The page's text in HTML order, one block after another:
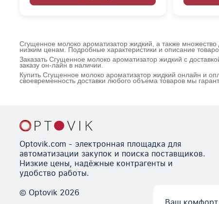
Сгущенное молоко ароматизатор жидкий, а также
низким ценам. Подробные характеристики и описание
Заказать Сгущенное молоко ароматизатор жидкий с
заказу он-лайн в наличии.
Купить Сгущенное молоко ароматизатор жидкий онлайн и
своевременность доставки любого объема товаров мы
Optovik.com - электронная площадка для
автоматизации закупок и поиска поставщиков.
Низкие цены, надёжные контрагенты и
удобство работы.
© Optovik 2026